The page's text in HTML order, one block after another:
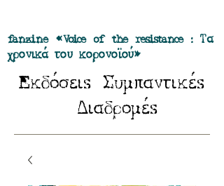
fanzine «Voice of the resistance : Τα
χρονικά του κορονοϊού»
Eκδόσειs Συμπαντικέs
Διαδρομέs